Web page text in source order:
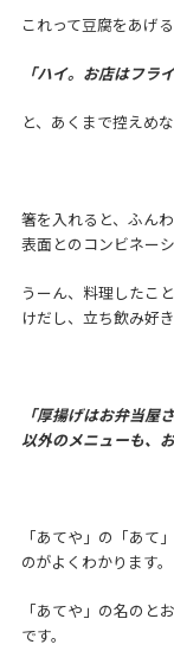
これって豆腐をあげ
「ハイ。お店はフラ
と、あくまで控えめな
箸を入れると、ふん
表面とのコンビネー
うーん、料理したこ
けだし、立ち飲み好
「厚揚げはお弁当屋
以外のメニューも、
「あてや」の「あて
のがよくわかります。
「あてや」の名のと
です。